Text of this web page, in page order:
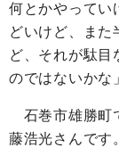
何とかやってい
どいけど、また
ど、それが駄目
のではないかな
石巻市雄勝町
藤浩光さんです